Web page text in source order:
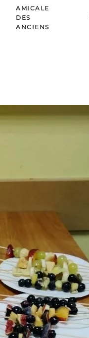
AMICALE
DES
ANCIENS